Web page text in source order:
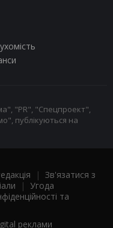
"PR", "Спецпроект",
публікуються на
| Зв'язатися з
| Угода
та
реклами